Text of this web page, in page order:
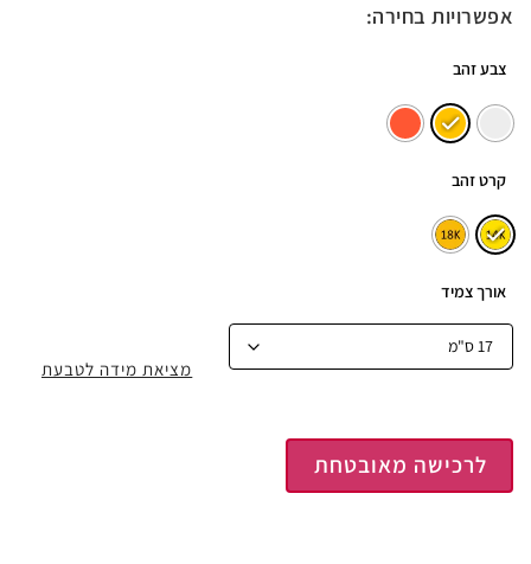
אפשרויות בחירה:
צבע זהב
קרט זהב
אורך צמיד
לרכישה מאובטחת
מציאת מידה לטבעת